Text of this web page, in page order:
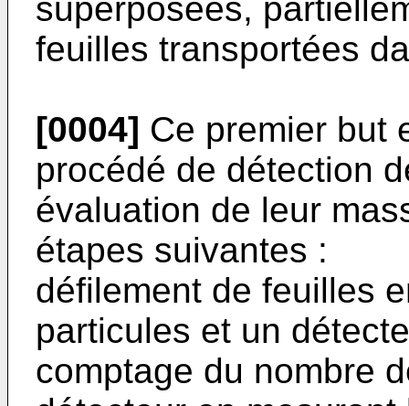
superposées,
feuilles transportées
[0004] Ce premier but
procédé de détection
évaluation de leur
étapes suivantes :
défilement de feuilles
particules et un
comptage du nombre